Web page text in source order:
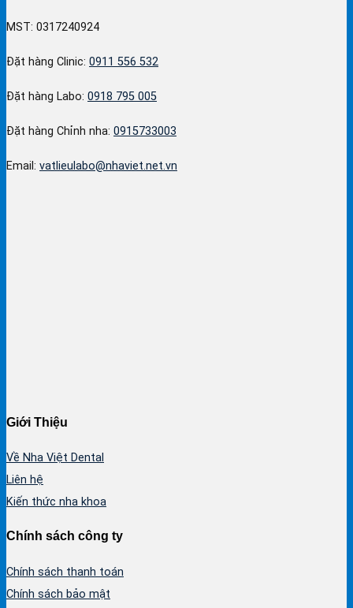
MST: 0317240924
Đặt hàng Clinic: 0911 556 532
Đặt hàng Labo: 0918 795 005
Đặt hàng Chỉnh nha: 0915733003
Email: vatlieulabo@nhaviet.net.vn
Giới Thiệu
Về Nha Việt Dental
Liên hệ
Kiến thức nha khoa
Chính sách công ty
Chính sách thanh toán
Chính sách bảo mật